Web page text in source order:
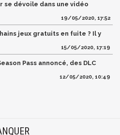
se dévoile dans une vidéo
19/05/2020, 17:52
jeux gratuits en fuite ? Il y
15/05/2020, 17:19
Pass annoncé, des DLC
12/05/2020, 10:49